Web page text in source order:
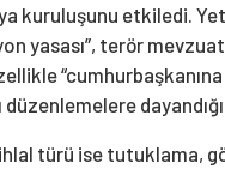
kuruluşunu etkiledi.
yasası”, terör
düzenlemelere
türü ise tutuklama,